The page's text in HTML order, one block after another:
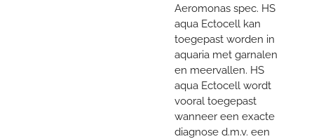
Aeromonas spec. HS
aqua Ectocell kan
toegepast worden in
aquaria met garnalen
en meervallen. HS
aqua Ectocell wordt
vooral toegepast
wanneer een exacte
diagnose d.m.v. een